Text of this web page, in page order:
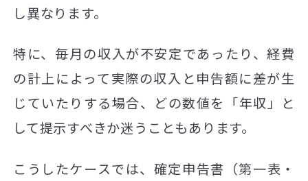
し異なります。
特に、毎月の収入が不安定であったり、経費
の計上によって実際の収入と申告額に差が生
じていたりする場合、どの数値を「年収」と
して提示すべきか迷うこともあります。
こうしたケースでは、確定申告書（第一表・